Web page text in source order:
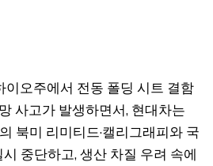
이오주에서 전동 폴딩 시트 결함
사고가 발생하면서, 현대차는
북미 리미티드·캘리그래피와 국
중단하고, 생산 차질 우려 속에